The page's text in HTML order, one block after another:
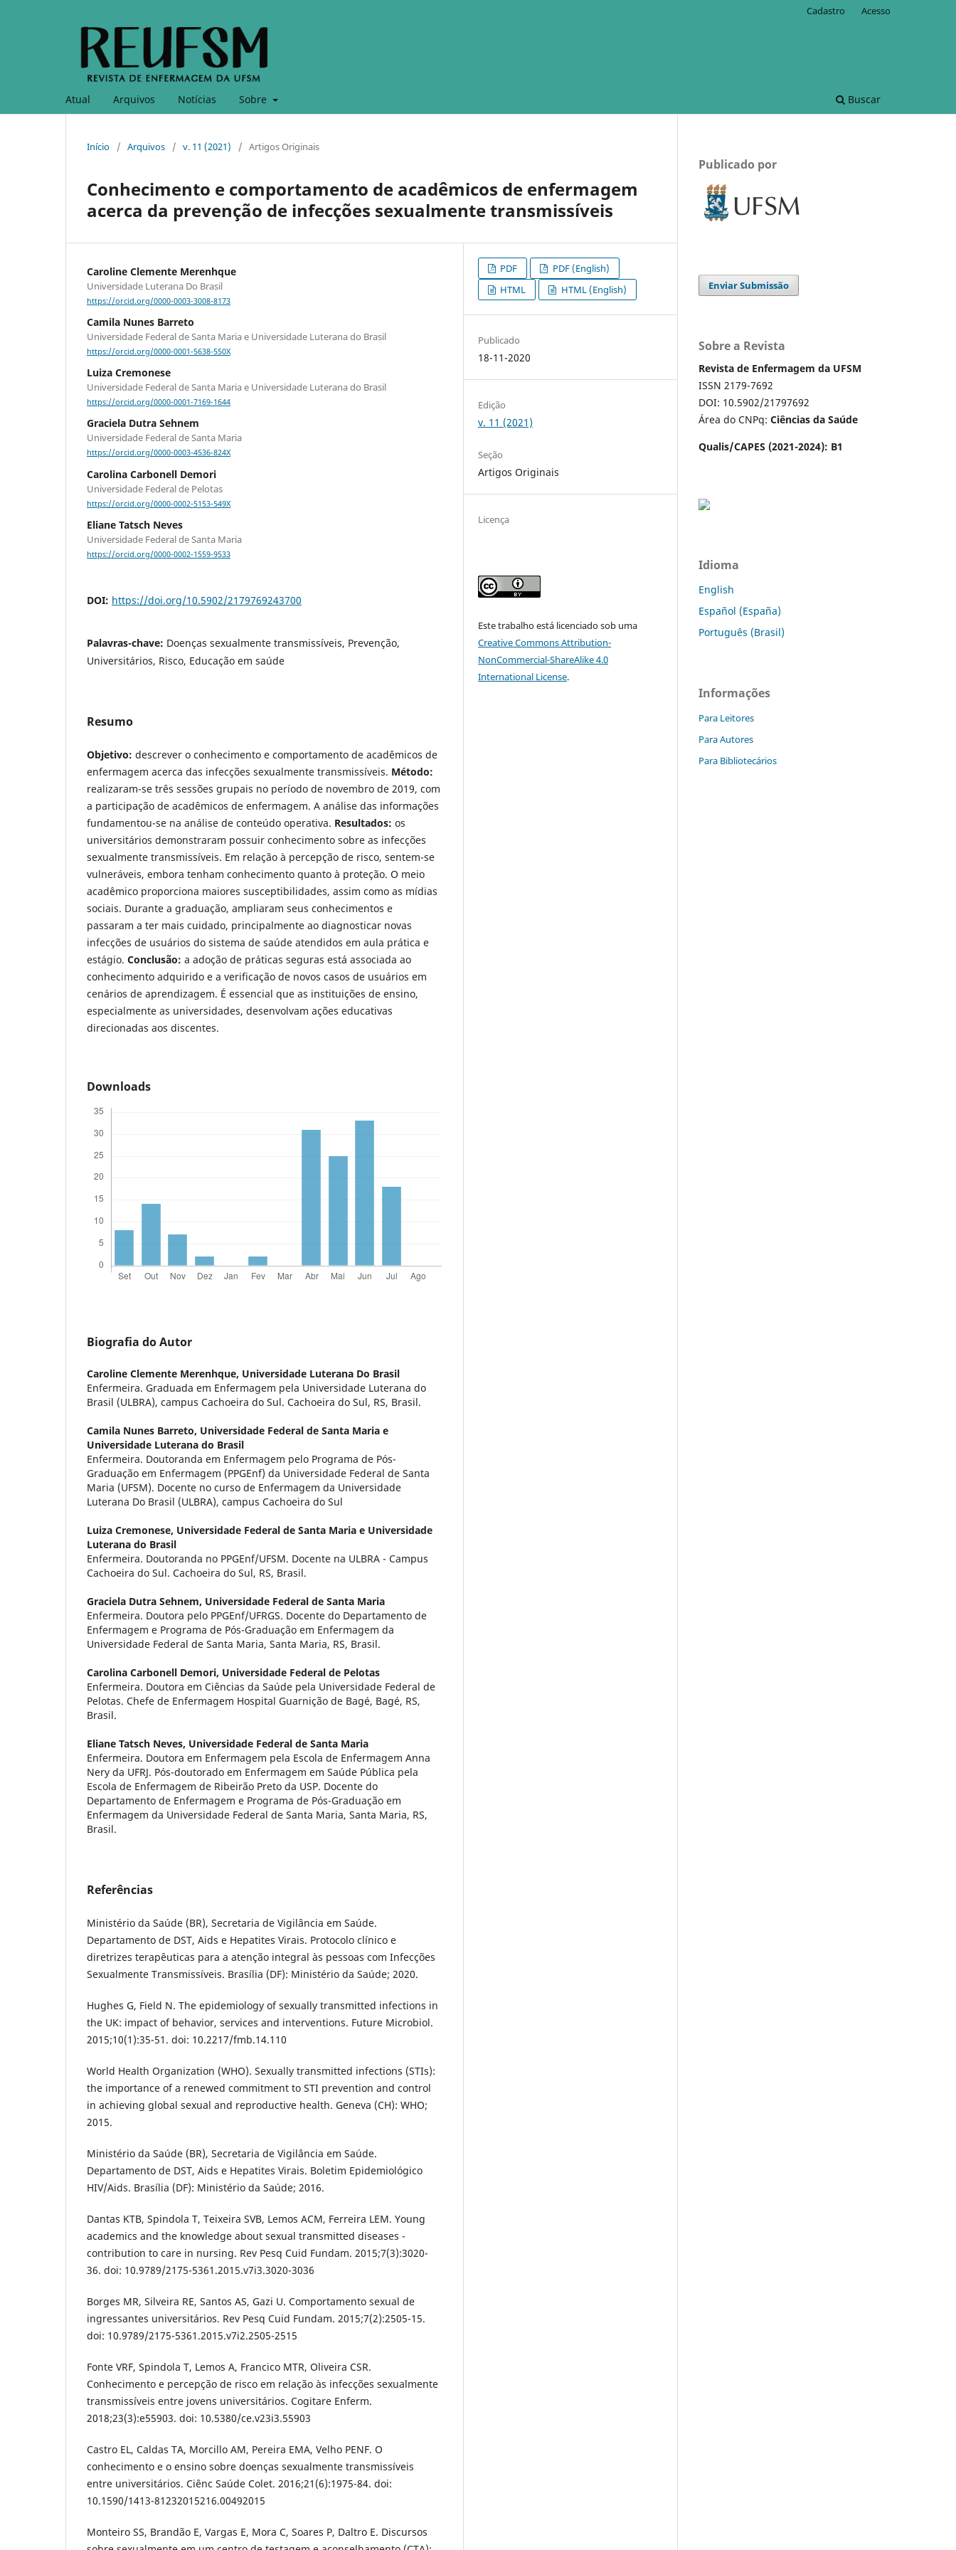
Atual Arquivos Notícias Sobre Buscar
Cadastro Acesso
Início / Arquivos / v. 11 (2021) / Artigos Originais
Conhecimento e comportamento de acadêmicos de enfermagem
acerca da prevenção de infecções sexualmente transmissíveis
Caroline Clemente Merenhque
Universidade Luterana Do Brasil
https://orcid.org/0000-0003-3008-8173
Camila Nunes Barreto
Universidade Federal de Santa Maria e Universidade Luterana do Brasil
https://orcid.org/0000-0001-5638-550X
Luiza Cremonese
Universidade Federal de Santa Maria e Universidade Luterana do Brasil
https://orcid.org/0000-0001-7169-1644
Graciela Dutra Sehnem
Universidade Federal de Santa Maria
https://orcid.org/0000-0003-4536-824X
Carolina Carbonell Demori
Universidade Federal de Pelotas
https://orcid.org/0000-0002-5153-549X
Eliane Tatsch Neves
Universidade Federal de Santa Maria
https://orcid.org/0000-0002-1559-9533
DOI: https://doi.org/10.5902/2179769243700
Palavras-chave: Doenças sexualmente transmissíveis, Prevenção,
Universitários, Risco, Educação em saúde
Resumo
Objetivo: descrever o conhecimento e comportamento de acadêmicos de
enfermagem acerca das infecções sexualmente transmissíveis. Método:
realizaram-se três sessões grupais no período de novembro de 2019, com
a participação de acadêmicos de enfermagem. A análise das informações
fundamentou-se na análise de conteúdo operativa. Resultados: os
universitários demonstraram possuir conhecimento sobre as infecções
sexualmente transmissíveis. Em relação à percepção de risco, sentem-se
vulneráveis, embora tenham conhecimento quanto à proteção. O meio
acadêmico proporciona maiores susceptibilidades, assim como as mídias
sociais. Durante a graduação, ampliaram seus conhecimentos e
passaram a ter mais cuidado, principalmente ao diagnosticar novas
infecções de usuários do sistema de saúde atendidos em aula prática e
estágio. Conclusão: a adoção de práticas seguras está associada ao
conhecimento adquirido e a verificação de novos casos de usuários em
cenários de aprendizagem. É essencial que as instituições de ensino,
especialmente as universidades, desenvolvam ações educativas
direcionadas aos discentes.
Downloads
Biografia do Autor
Caroline Clemente Merenhque, Universidade Luterana Do Brasil
Enfermeira. Graduada em Enfermagem pela Universidade Luterana do
Brasil (ULBRA), campus Cachoeira do Sul. Cachoeira do Sul, RS, Brasil.
Camila Nunes Barreto, Universidade Federal de Santa Maria e
Universidade Luterana do Brasil
Enfermeira. Doutoranda em Enfermagem pelo Programa de Pós-
Graduação em Enfermagem (PPGEnf) da Universidade Federal de Santa
Maria (UFSM). Docente no curso de Enfermagem da Universidade
Luterana Do Brasil (ULBRA), campus Cachoeira do Sul
Luiza Cremonese, Universidade Federal de Santa Maria e Universidade
Luterana do Brasil
Enfermeira. Doutoranda no PPGEnf/UFSM. Docente na ULBRA - Campus
Cachoeira do Sul. Cachoeira do Sul, RS, Brasil.
Graciela Dutra Sehnem, Universidade Federal de Santa Maria
Enfermeira. Doutora pelo PPGEnf/UFRGS. Docente do Departamento de
Enfermagem e Programa de Pós-Graduação em Enfermagem da
Universidade Federal de Santa Maria, Santa Maria, RS, Brasil.
Carolina Carbonell Demori, Universidade Federal de Pelotas
Enfermeira. Doutora em Ciências da Saúde pela Universidade Federal de
Pelotas. Chefe de Enfermagem Hospital Guarnição de Bagé, Bagé, RS,
Brasil.
Eliane Tatsch Neves, Universidade Federal de Santa Maria
Enfermeira. Doutora em Enfermagem pela Escola de Enfermagem Anna
Nery da UFRJ. Pós-doutorado em Enfermagem em Saúde Pública pela
Escola de Enfermagem de Ribeirão Preto da USP. Docente do
Departamento de Enfermagem e Programa de Pós-Graduação em
Enfermagem da Universidade Federal de Santa Maria, Santa Maria, RS,
Brasil.
Referências
Ministério da Saúde (BR), Secretaria de Vigilância em Saúde.
Departamento de DST, Aids e Hepatites Virais. Protocolo clínico e
diretrizes terapêuticas para a atenção integral às pessoas com Infecções
Sexualmente Transmissíveis. Brasília (DF): Ministério da Saúde; 2020.
Hughes G, Field N. The epidemiology of sexually transmitted infections in
the UK: impact of behavior, services and interventions. Future Microbiol.
2015;10(1):35-51. doi: 10.2217/fmb.14.110
World Health Organization (WHO). Sexually transmitted infections (STIs):
the importance of a renewed commitment to STI prevention and control
in achieving global sexual and reproductive health. Geneva (CH): WHO;
2015.
Ministério da Saúde (BR), Secretaria de Vigilância em Saúde.
Departamento de DST, Aids e Hepatites Virais. Boletim Epidemiológico
HIV/Aids. Brasília (DF): Ministério da Saúde; 2016.
Dantas KTB, Spindola T, Teixeira SVB, Lemos ACM, Ferreira LEM. Young
academics and the knowledge about sexual transmitted diseases -
contribution to care in nursing. Rev Pesq Cuid Fundam. 2015;7(3):3020-
36. doi: 10.9789/2175-5361.2015.v7i3.3020-3036
Borges MR, Silveira RE, Santos AS, Gazi U. Comportamento sexual de
ingressantes universitários. Rev Pesq Cuid Fundam. 2015;7(2):2505-15.
doi: 10.9789/2175-5361.2015.v7i2.2505-2515
Fonte VRF, Spindola T, Lemos A, Francico MTR, Oliveira CSR.
Conhecimento e percepção de risco em relação às infecções sexualmente
transmissíveis entre jovens universitários. Cogitare Enferm.
2018;23(3):e55903. doi: 10.5380/ce.v23i3.55903
Castro EL, Caldas TA, Morcillo AM, Pereira EMA, Velho PENF. O
conhecimento e o ensino sobre doenças sexualmente transmissíveis
entre universitários. Ciênc Saúde Colet. 2016;21(6):1975-84. doi:
10.1590/1413-81232015216.00492015
Monteiro SS, Brandão E, Vargas E, Mora C, Soares P, Daltro E. Discursos
PDF
PDF (English)
HTML
HTML (English)
Publicado
18-11-2020
Edição
v. 11 (2021)
Seção
Artigos Originais
Licença
Este trabalho está licenciado sob uma
Creative Commons Attribution-
NonCommercial-ShareAlike 4.0
International License.
Publicado por
Enviar Submissão
Sobre a Revista
Revista de Enfermagem da UFSM
ISSN 2179-7692
DOI: 10.5902/21797692
Área do CNPq: Ciências da Saúde
Qualis/CAPES (2021-2024): B1
Idioma
English
Español (España)
Português (Brasil)
Informações
Para Leitores
Para Autores
Para Bibliotecários